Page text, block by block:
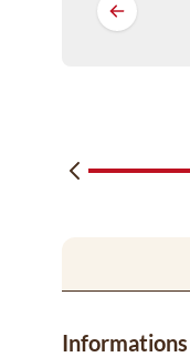
Informations